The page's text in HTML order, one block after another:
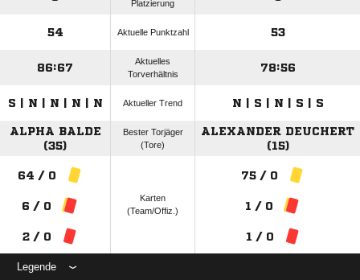
Platzierung
54 Aktuelle Punktzahl 53
86:67
Aktuelles
Torverhältnis
78:56
S | N | N | N | N Aktueller Trend N | S | N | S | S
ALPHA BALDE
(35)
Bester Torjäger
(Tore)
ALEXANDER DEUCHERT
(15)
64 / 0
6 / 0
2 / 0
Karten
(Team/Offiz.)
75 / 0
1 / 0
1 / 0
Legende